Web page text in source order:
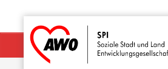
Startseite